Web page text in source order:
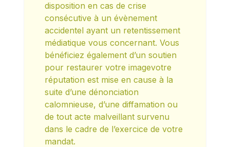
disposition en cas de crise
consécutive à un évènement
accidentel ayant un retentissement
médiatique vous concernant. Vous
bénéficiez également d’un soutien
pour restaurer votre imagevotre
réputation est mise en cause à la
suite d’une dénonciation
calomnieuse, d’une diffamation ou
de tout acte malveillant survenu
dans le cadre de l’exercice de votre
mandat.